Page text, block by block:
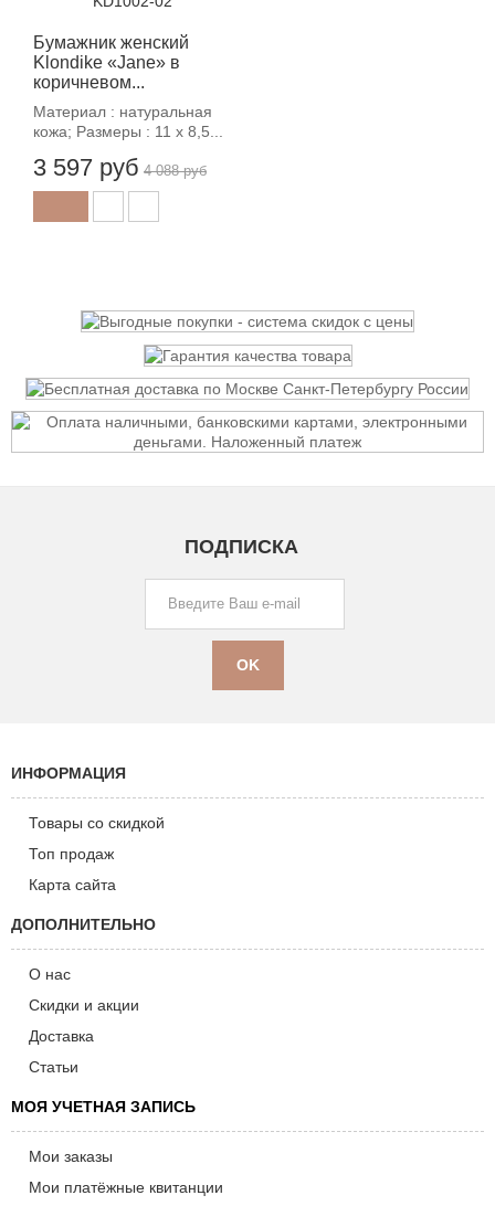
Бумажник женский
Klondike «Jane» в
коричневом...
Материал : натуральная
кожа; Размеры : 11 х 8,5...
3 597 руб 4 088 руб
ПОДПИСКА
ИНФОРМАЦИЯ
Товары со скидкой
Топ продаж
Карта сайта
ДОПОЛНИТЕЛЬНО
О нас
Скидки и акции
Доставка
Статьи
МОЯ УЧЕТНАЯ ЗАПИСЬ
Мои заказы
Мои платёжные квитанции